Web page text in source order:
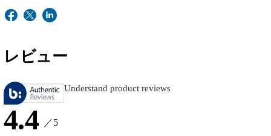
レビュー
Understand product reviews
4.4 ／5